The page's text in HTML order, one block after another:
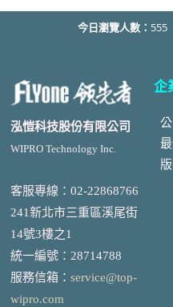
今日瀏覽人數： 555
泓愷科技股份有限公司
WIPRO Technology Inc.
客服專線：02-22868766
241新北市三重區溪尾街
14號3樓之1
統一編號 ： 28714788
服務信箱： service@top-
wipro.com
企